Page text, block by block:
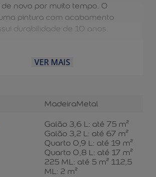
novo por muito tempo. O
pintura com acabamento
durabilidade de 10 anos.
VER MAIS
MadeiraMetal
Galão 3,6 L: até 75 m²
Galão 3,2 L: até 67 m²
Quarto 0,9 L: até 19 m²
Quarto 0,8 L: até 17 m²
225 ML: até 5 m² 112,5
ML: 2 m²